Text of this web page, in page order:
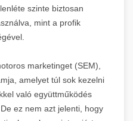
szinte biztosan
mint a profik
marketinget (SEM),
amelyet túl sok kezelni
való együttműködés
ez nem azt jelenti, hogy